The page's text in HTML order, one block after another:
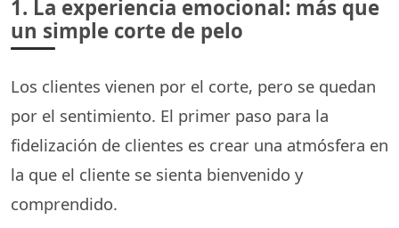
1. La experiencia emocional: más que
un simple corte de pelo
Los clientes vienen por el corte, pero se quedan
por el sentimiento. El primer paso para la
fidelización de clientes es crear una atmósfera en
la que el cliente se sienta bienvenido y
comprendido.